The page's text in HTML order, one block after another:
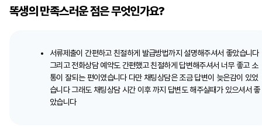
똑생의 만족스러운 점은 무엇인가요?
서류제출이 간편하고 친절하게 발급방법까지 설명해주셔서 좋았습니다
그리고 전화상담 예약도 간편했고 친절하게 답변해주셔서 너무 좋고 소
통이 잘되는 편이였습니다 다만 채팅상담은 조금 답변이 늦은감이 있었
습니다 그래도 채팅상담 시간 이후 까지 답변도 해주실때가 있으셔서 좋
았습니다